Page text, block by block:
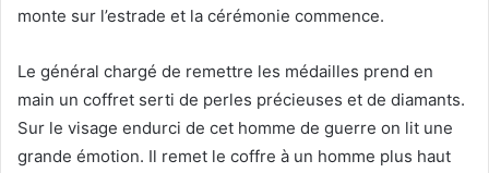
monte sur l’estrade et la cérémonie commence.
Le général chargé de remettre les médailles prend en
main un coffret serti de perles précieuses et de diamants.
Sur le visage endurci de cet homme de guerre on lit une
grande émotion. Il remet le coffre à un homme plus haut